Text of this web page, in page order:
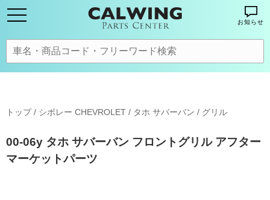
お知らせ
トップ/ シボレー CHEVROLET / タホ サバーバン / グリル
00-06y タホ サバーバン フロントグリル アフター
マーケットパーツ